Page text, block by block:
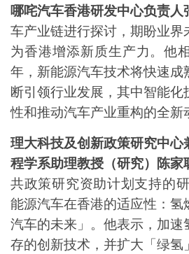
哪咤汽车香港研发中心负责人
车产业链进行探讨，期盼业界
为香港增添新质生产力。他
年，新能源汽车技术将快速成
断引领行业发展，其中智能
性和推动汽车产业重构的全新
理大科技及创新政策研究中
程学系助理教授（研究）陈家
共政策研究资助计划支持的
能源汽车在香港的适应性：氢
汽车的未来」。他表示，加速
存的创新技术，并扩大「绿氢